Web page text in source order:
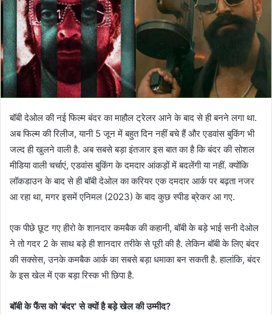
बॉबी देओल की नई फिल्म बंदर का माहौल ट्रेलर आने के बाद से ही बनने लगा था.
अब फिल्म की रिलीज, यानी 5 जून में बहुत दिन नहीं बचे हैं और एडवांस बुकिंग भी
जल्द ही खुलने वाली है. अब सबसे बड़ा इंतजार इस बात का है कि बंदर की सोशल
मीडिया वाली चर्चाएं, एडवांस बुकिंग के दमदार आंकड़ों में बदलेंगी या नहीं. क्योंकि
लॉकडाउन के बाद से ही बॉबी देओल का करियर एक दमदार आर्क पर बढ़ता नजर
आ रहा था, मगर इसमें एनिमल (2023) के बाद कुछ स्पीड ब्रेकर आ गए.
एक पीछे छूट गए हीरो के शानदार कमबैक की कहानी, बॉबी के बड़े भाई सनी देओल
ने तो गदर 2 के साथ बड़े ही शानदार तरीके से पूरी की है. लेकिन बॉबी के लिए बंदर
की सक्सेस, उनके कमबैक आर्क का सबसे बड़ा धमाका बन सकती है. हालांकि, बंदर
के इस खेल में एक बड़ा रिस्क भी छिपा है.
बॉबी के फैंस को 'बंदर' से क्यों है बड़े खेल की उम्मीद?